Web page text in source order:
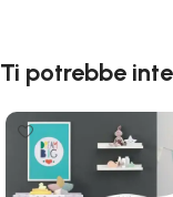
Ti potrebbe